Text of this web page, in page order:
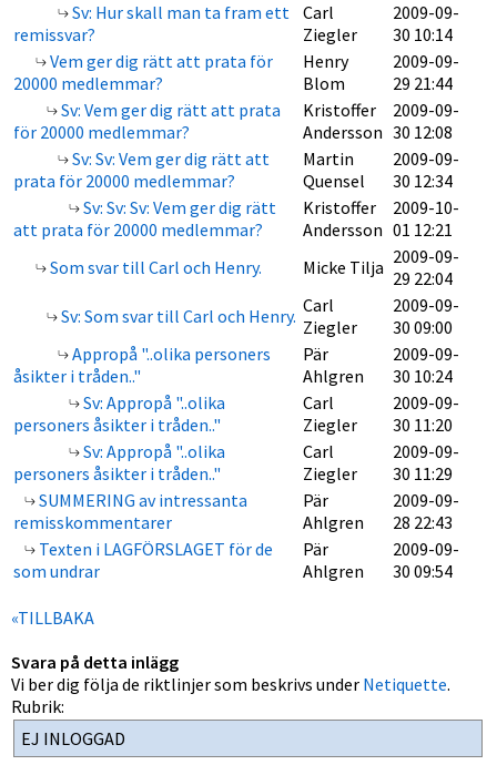
Sv: Hur skall man ta fram ett
remissvar?
Carl
Ziegler
2009-09-
30 10:14
Vem ger dig rätt att prata för
20000 medlemmar?
Henry
Blom
2009-09-
29 21:44
Sv: Vem ger dig rätt att prata
för 20000 medlemmar?
Kristoffer
Andersson
2009-09-
30 12:08
Sv: Sv: Vem ger dig rätt att
prata för 20000 medlemmar?
Martin
Quensel
2009-09-
30 12:34
Sv: Sv: Sv: Vem ger dig rätt
att prata för 20000 medlemmar?
Kristoffer
Andersson
2009-10-
01 12:21
Som svar till Carl och Henry.
Micke Tilja 2009-09-
29 22:04
Sv: Som svar till Carl och Henry. Carl
Ziegler
2009-09-
30 09:00
Appropå "..olika personers
åsikter i tråden.."
Pär
Ahlgren
2009-09-
30 10:24
Sv: Appropå "..olika
personers åsikter i tråden.."
Carl
Ziegler
2009-09-
30 11:20
Sv: Appropå "..olika
personers åsikter i tråden.."
Carl
Ziegler
2009-09-
30 11:29
SUMMERING av intressanta
remisskommentarer
Pär
Ahlgren
2009-09-
28 22:43
Texten i LAGFÖRSLAGET för de
som undrar
Pär
Ahlgren
2009-09-
30 09:54
«TILLBAKA
Svara på detta inlägg
Vi ber dig följa de riktlinjer som beskrivs under Netiquette.
Rubrik: